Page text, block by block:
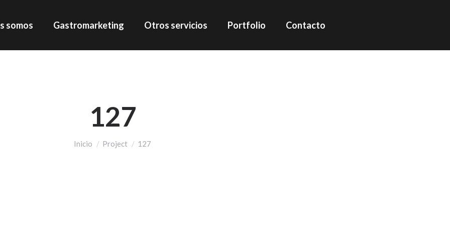
somos Gastromarketing Otros servicios Portfolio Contacto
127
Estás aquí:
Inicio Project 127